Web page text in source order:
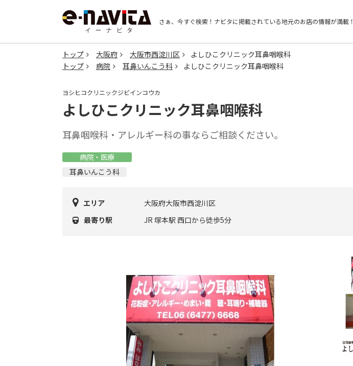
さぁ、今すぐ検索！ ナビタに掲載されている地元のお店の情報が満載！
トップ 大阪府 大阪市西淀川区
よしひこクリニック耳鼻咽喉科
トップ
病院 耳鼻いんこう科 よしひこクリニック耳鼻咽喉科
ヨシヒコクリニックジビインコウカ
よしひこクリニック耳鼻咽喉科
耳鼻咽喉科・アレルギー科の事ならご相談ください。
病院・医療
耳鼻いんこう科
エリア
大阪府大阪市西淀川区
最寄り駅
JR 塚本駅 西口から徒歩5分